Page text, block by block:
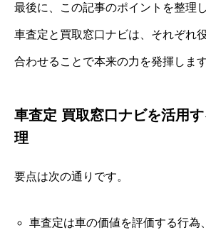
最後に、この記事のポイントを整理し
車査定と買取窓口ナビは、それぞれ
合わせることで本来の力を発揮します
車査定 買取窓口ナビを活用
理
要点は次の通りです。
車査定は車の価値を評価する行為